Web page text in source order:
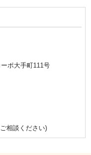
ポ大手町111号
相談ください)